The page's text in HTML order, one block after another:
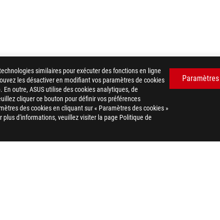
similaires pour exécuter des fonctions en ligne
les désactiver en modifiant vos paramètres de cookies
outre, ASUS utilise des cookies analytiques, de
cliquer ce bouton pour définir vos préférences
des cookies en cliquant sur « Paramètres des cookies »
plus d'informations, veuillez visiter la page Politique de